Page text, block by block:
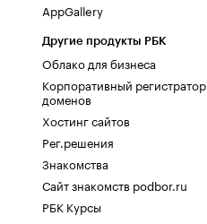
AppGallery
Другие продукты РБК
Облако для бизнеса
Корпоративный регистратор
доменов
Хостинг сайтов
Рег.решения
Знакомства
Сайт знакомств podbor.ru
РБК Курсы